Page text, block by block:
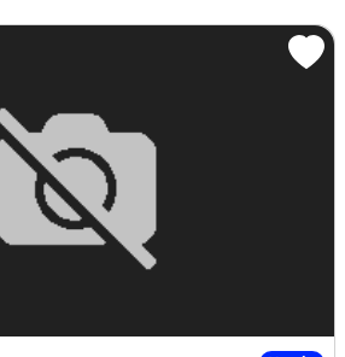
Goulart, 585 Tatuquara
por andar:4
R$ 292,36/mensal
Única em CURITIBA - PR Tipo